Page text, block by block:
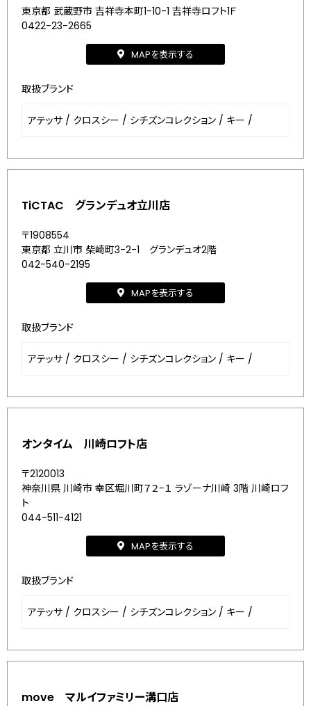
東京都 武蔵野市 吉祥寺本町1-10-1 吉祥寺ロフト1Ｆ
0422-23-2665
MAPを表示する
取扱ブランド
アテッサ / クロスシー / シチズンコレクション / キー /
TiCTAC グランデュオ立川店
〒1908554
東京都 立川市 柴崎町3-2-1 グランデュオ2階
042-540-2195
MAPを表示する
取扱ブランド
アテッサ / クロスシー / シチズンコレクション / キー /
オンタイム 川崎ロフト店
〒2120013
神奈川県 川崎市 幸区堀川町７２−１ ラゾーナ川崎 3階 川崎ロフ
ト
044-511-4121
MAPを表示する
取扱ブランド
アテッサ / クロスシー / シチズンコレクション / キー /
move マルイファミリー溝口店